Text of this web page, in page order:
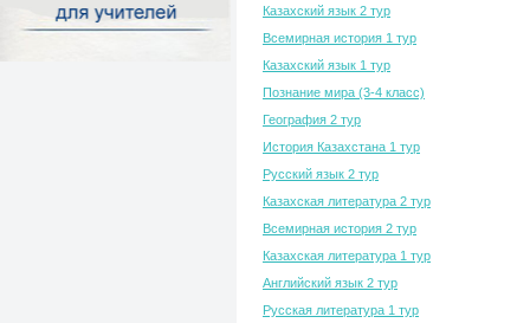
Казахский язык 2 тур
Всемирная история 1 тур
Казахский язык 1 тур
Познание мира (3-4 класс)
География 2 тур
История Казахстана 1 тур
Русский язык 2 тур
Казахская литература 2 тур
Всемирная история 2 тур
Казахская литература 1 тур
Английский язык 2 тур
Русская литература 1 тур